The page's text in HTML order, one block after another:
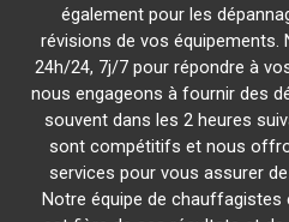
également pour les
révisions de vos
24h/24, 7j/7 pour répondre à
nous engageons à fournir des
souvent dans les 2 heures
sont compétitifs et nous
services pour vous assurer
Notre équipe de chauffagistes